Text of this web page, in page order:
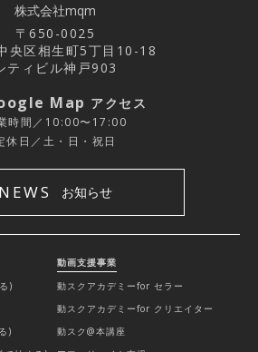
株式会社mqm
〒650-0025
央区相生町5丁目10-18
ティビル神戸903
Map アクセス
時間／10:00〜17:00
休日／土・日・祝日
NEWS お知らせ
)
)
動画支援事業
動スクアカデミーfor セラー
動スクアカデミーfor クリエイター
動スク@本講座